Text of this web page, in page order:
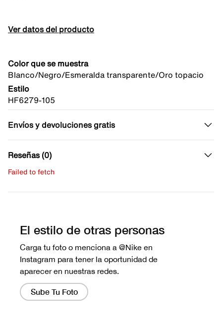
Ver datos del producto
Color que se muestra
Blanco/Negro/Esmeralda transparente/Oro topacio
Estilo
HF6279-105
Envíos y devoluciones gratis
Reseñas (0)
Failed to fetch